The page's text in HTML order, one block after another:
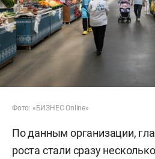
Фото: «БИЗНЕС Online»
По данным организации,
роста стали сразу